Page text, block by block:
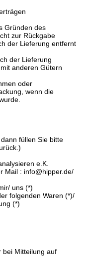
Gründen des
zur Rückgabe
der Lieferung entfernt
der Lieferung
anderen Gütern
oder
wenn die
füllen Sie bitte
e.K.
Mail : info@hipper.de/
uns (*)
folgenden Waren (*)/
(*)
bei Mitteilung auf